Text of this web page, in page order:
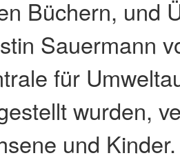
Büchern, und
Sauermann
für
wurden,
und Kinder.